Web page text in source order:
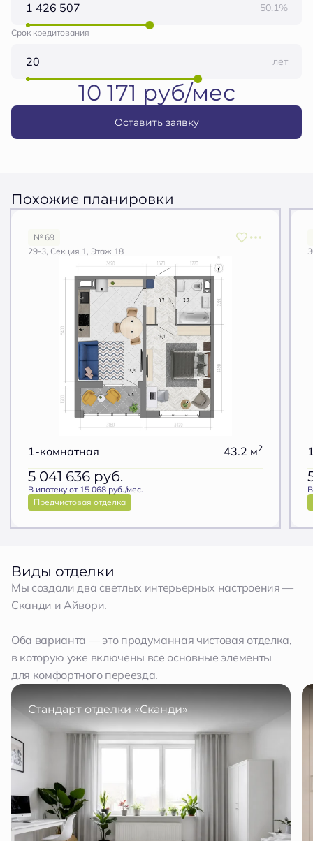
50.1%
Срок кредитования
лет
10 171 руб/мес
Оставить заявку
Похожие планировки
№ 69
29-3, Секция 1, Этаж 18
1-комнатная 43.2 м2
5 041 636 руб.
В ипотеку от 15 068 руб./мес.
Предчистовая отделка
Виды отделки
Мы создали два светлых интерьерных настроения —
Сканди и Айвори.
Оба варианта — это продуманная чистовая отделка,
в которую уже включены все основные элементы
для комфортного переезда.
Стандарт отделки «Сканди»